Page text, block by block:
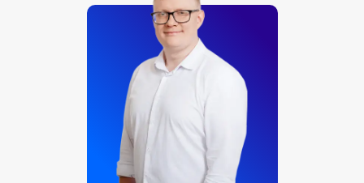
Винт М3 х 6 - 50 шт.
Стойка мет. 10 мм - 8 шт.
Стойка мет. 20 мм - 4 шт.
Стойка мет. 35 мм - 2 шт.
Стойка мет. 40 мм - 4 шт.
Комплект соединительных проводов - 1 к-т